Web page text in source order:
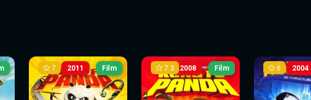
2011
7 Film 2008
7.3 Film 2004
6